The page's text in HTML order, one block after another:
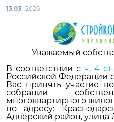
13.03 2026
Уважаемый
В соответствии с ч. 4
Российской Федерации
Вас принять участие
собрании
многоквартирного
по адресу:
Адлерский район, улица